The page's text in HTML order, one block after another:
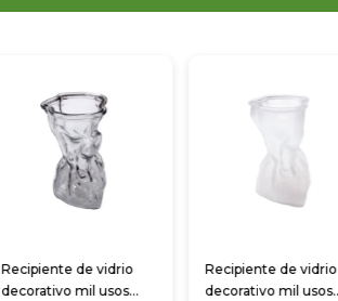
Recipiente de vidrio
decorativo mil usos
Recipiente de vidrio
decorativo mil usos